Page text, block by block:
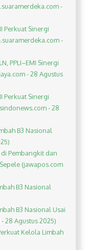
-
Perkuat Sinergi
-
PPLI–EMI Sinergi
- 28 Agustus
Perkuat Sinergi
- 28
B3 Nasional
Pembangkit dan
(jawapos.com
B3 Nasional
B3 Nasional Usai
28 Agustus 2025)
Kelola Limbah